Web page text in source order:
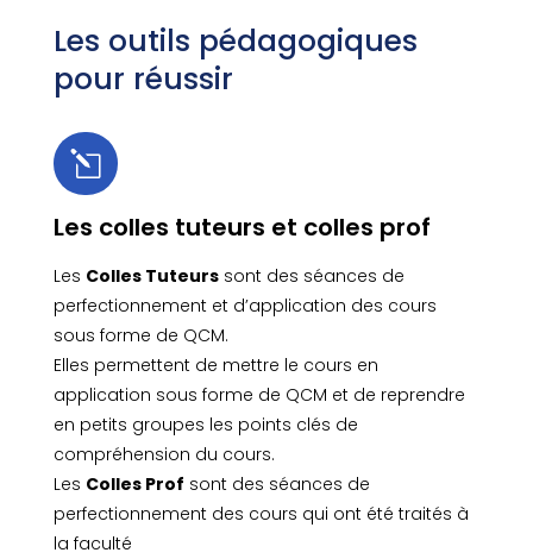
Les outils pédagogiques
pour réussir
l
Les colles tuteurs et colles prof
Les Colles Tuteurssont des séances de
perfectionnement et d’application des cours
sous forme de QCM.
Elles permettent de mettre le cours en
application sous forme de QCM et de reprendre
en petits groupes les points clés de
compréhension du cours.
Les Colles Prof sont des séances de
perfectionnement des cours qui ont été traités à
la faculté